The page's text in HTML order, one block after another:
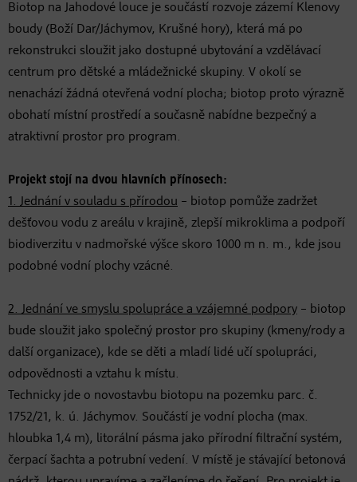
Biotop na Jahodové louce je součástí rozvoje zázemí Klenovy
boudy (Boží Dar/Jáchymov, Krušné hory), která má po
rekonstrukci sloužit jako dostupné ubytování a vzdělávací
centrum pro dětské a mládežnické skupiny. V okolí se
nenachází žádná otevřená vodní plocha; biotop proto výrazně
obohatí místní prostředí a současně nabídne bezpečný a
atraktivní prostor pro program.
Projekt stojí na dvou hlavních přínosech:
1. Jednání v souladu s přírodou – biotop pomůže zadržet
dešťovou vodu z areálu v krajině, zlepší mikroklima a podpoří
biodiverzitu v nadmořské výšce skoro 1000 m n. m., kde jsou
podobné vodní plochy vzácné.
2. Jednání ve smyslu spolupráce a vzájemné podpory – biotop
bude sloužit jako společný prostor pro skupiny (kmeny/rody a
další organizace), kde se děti a mladí lidé učí spolupráci,
odpovědnosti a vztahu k místu.
Technicky jde o novostavbu biotopu na pozemku parc. č.
1752/21, k. ú. Jáchymov. Součástí je vodní plocha (max.
hloubka 1,4 m), litorální pásma jako přírodní filtrační systém,
čerpací šachta a potrubní vedení. V místě je stávající betonová